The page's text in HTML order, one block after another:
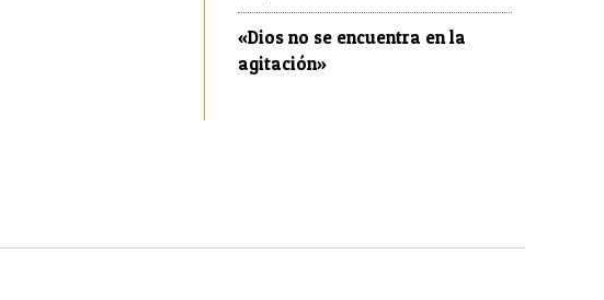
«Dios no se encuentra en la
agitación»